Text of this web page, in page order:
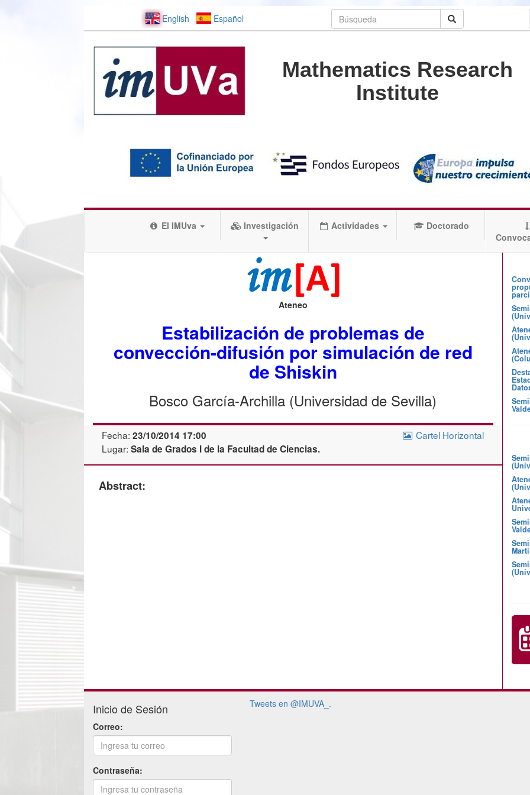
English Español
Mathematics Research
Institute
El IMUva Investigación Actividades
Doctorado
Ateneo
Estabilización de problemas de
convección-difusión por simulación de red
de Shiskin
Bosco García-Archilla (Universidad de Sevilla)
Fecha:23/10/2014 17:00
Lugar:Sala de Grados I de la Facultad de Ciencias.
Cartel Horizontal
Abstract:
Inicio de Sesión
Correo:
Contraseña:
Tweets en @IMUVA_.